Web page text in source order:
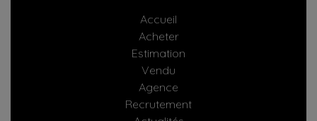
Accueil
Acheter
Estimation
Vendu
Agence
Recrutement